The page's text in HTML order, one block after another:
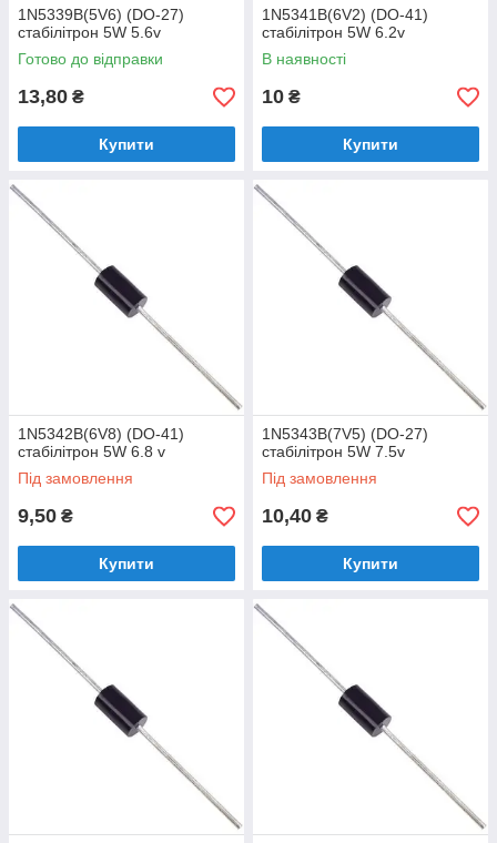
1N5339B(5V6) (DO-27)
стабілітрон 5W 5.6v
Готово до відправки
13,80 ₴
Купити
1N5341B(6V2) (DO-41)
стабілітрон 5W 6.2v
В наявності
10 ₴
Купити
1N5342B(6V8) (DO-41)
стабілітрон 5W 6.8 v
Під замовлення
9,50 ₴
Купити
1N5343B(7V5) (DO-27)
стабілітрон 5W 7.5v
Під замовлення
10,40 ₴
Купити